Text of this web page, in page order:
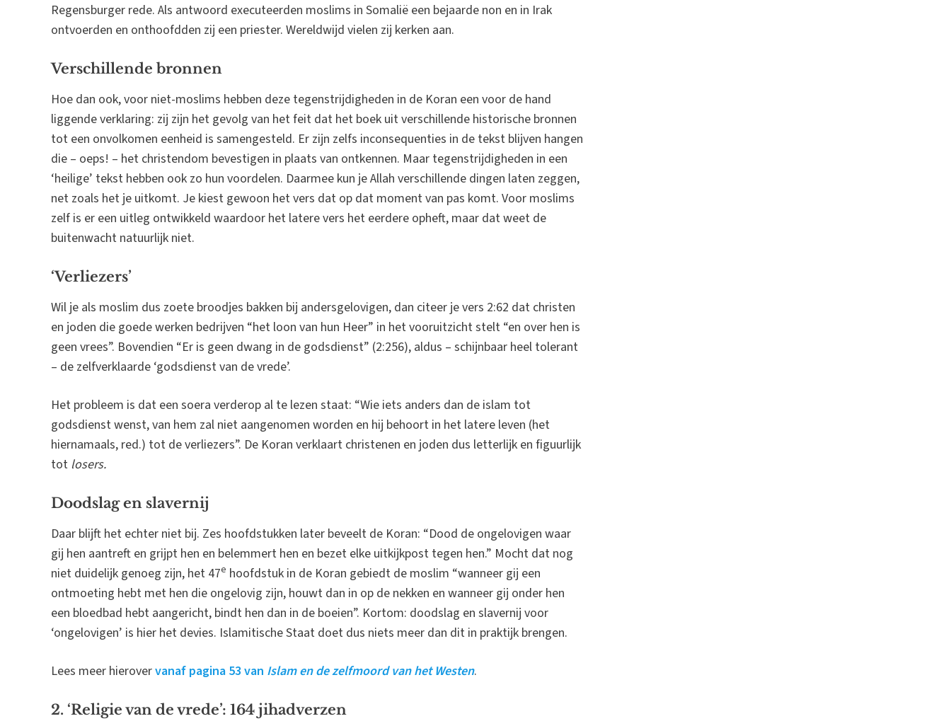
Regensburger rede. Als antwoord executeerden moslims in Somalië een bejaarde non en in Irak
ontvoerden en onthoofdden zij een priester. Wereldwijd vielen zij kerken aan.
Verschillende bronnen
Hoe dan ook, voor niet-moslims hebben deze tegenstrijdigheden in de Koran een voor de hand
liggende verklaring: zij zijn het gevolg van het feit dat het boek uit verschillende historische bronnen
tot een onvolkomen eenheid is samengesteld. Er zijn zelfs inconsequenties in de tekst blijven hangen
die – oeps! – het christendom bevestigen in plaats van ontkennen. Maar tegenstrijdigheden in een
‘heilige’ tekst hebben ook zo hun voordelen. Daarmee kun je Allah verschillende dingen laten zeggen,
net zoals het je uitkomt. Je kiest gewoon het vers dat op dat moment van pas komt. Voor moslims
zelf is er een uitleg ontwikkeld waardoor het latere vers het eerdere opheft, maar dat weet de
buitenwacht natuurlijk niet.
‘Verliezers’
Wil je als moslim dus zoete broodjes bakken bij andersgelovigen, dan citeer je vers 2:62 dat christen
en joden die goede werken bedrijven “het loon van hun Heer” in het vooruitzicht stelt “en over hen is
geen vrees”. Bovendien “Er is geen dwang in de godsdienst” (2:256), aldus – schijnbaar heel tolerant
– de zelfverklaarde ‘godsdienst van de vrede’.
Het probleem is dat een soera verderop al te lezen staat: “Wie iets anders dan de islam tot
godsdienst wenst, van hem zal niet aangenomen worden en hij behoort in het latere leven (het
hiernamaals, red.) tot de verliezers”. De Koran verklaart christenen en joden dus letterlijk en figuurlijk
tot losers.
Doodslag en slavernij
Daar blijft het echter niet bij. Zes hoofdstukken later beveelt de Koran: “Dood de ongelovigen waar
gij hen aantreft en grijpt hen en belemmert hen en bezet elke uitkijkpost tegen hen.” Mocht dat nog
niet duidelijk genoeg zijn, het 47e hoofdstuk in de Koran gebiedt de moslim “wanneer gij een
ontmoeting hebt met hen die ongelovig zijn, houwt dan in op de nekken en wanneer gij onder hen
een bloedbad hebt aangericht, bindt hen dan in de boeien”. Kortom: doodslag en slavernij voor
‘ongelovigen’ is hier het devies. Islamitische Staat doet dus niets meer dan dit in praktijk brengen.
Lees meer hierovervanaf pagina 53 van Islam en de zelfmoord van het Westen.
2. ‘Religie van de vrede’: 164 jihadverzen